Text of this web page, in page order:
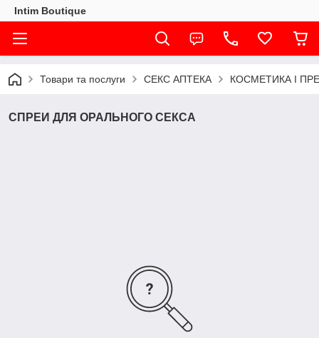
Intim Boutique
Товари та послуги СЕКС АПТЕКА КОСМЕТИКА І
СПРЕИ ДЛЯ ОРАЛЬНОГО СЕКСА